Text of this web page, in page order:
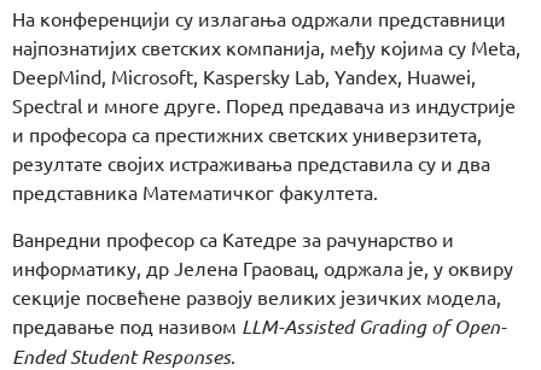
На конференцији су излагања одржали представници
најпознатијих светских компанија, међу којима су Meta,
DeepMind, Microsoft, Kaspersky Lab, Yandex, Huawei,
Spectral и многе друге. Поред предавача из индустрије
и професора са престижних светских универзитета,
резултате својих истраживања представила су и два
представника Математичког факултета.
Ванредни професор са Катедре за рачунарство и
информатику, др Јелена Граовац, одржала је, у оквиру
секције посвећене развоју великих језичких модела,
предавање под називом LLM-Assisted Grading of Open-
Ended Student Responses.